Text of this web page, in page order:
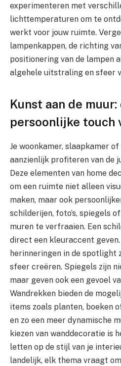
experimenteren met
lichttemperaturen om te
werkt voor jouw ruimte.
lampenkappen, de richting
positionering van de lampen
algehele uitstraling en sfeer
Kunst aan de muur:
persoonlijke touch
Je woonkamer, slaapkamer
aanzienlijk profiteren van de
Deze elementen van home
om een ruimte niet alleen
maken, maar ook
schilderijen, foto’s, spiegels
muren te verfraaien. Een
direct een kleuraccent geven.
herinneringen in de spotlight
sfeer creëren. Spiegels zijn
maar geven ook een gevoel
Wandrekken bieden de
items zoals planten, boeken
en zo een meer dynamische
kiezen van wanddecoratie is
letten op de stijl van je
landelijk, elk thema vraagt